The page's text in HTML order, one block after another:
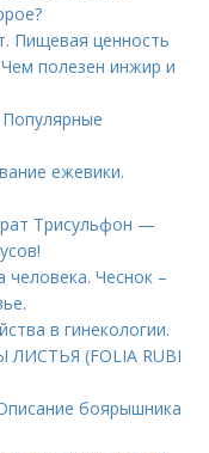
Пищевая ценность
полезен инжир и
ежевики.
Трисульфон —
человека. Чеснок –
в гинекологии.
(FOLIA RUBI
боярышника